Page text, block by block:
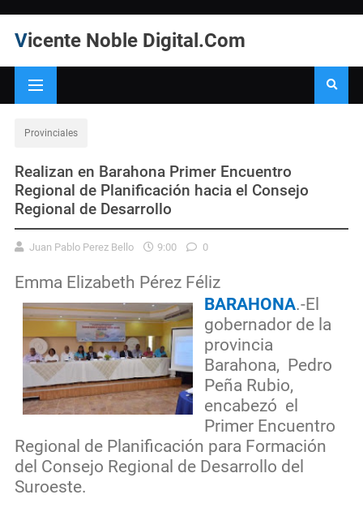
Vicente Noble Digital.Com
Provinciales
Realizan en Barahona Primer Encuentro
Regional de Planificación hacia el Consejo
Regional de Desarrollo
Juan Pablo Perez Bello 9:00 0
Emma Elizabeth Pérez Féliz
BARAHONA.-El
gobernador de la
provincia
Barahona, Pedro
Peña Rubio,
encabezó el
Primer Encuentro
Regional de Planificación para Formación
del Consejo Regional de Desarrollo del
Suroeste.